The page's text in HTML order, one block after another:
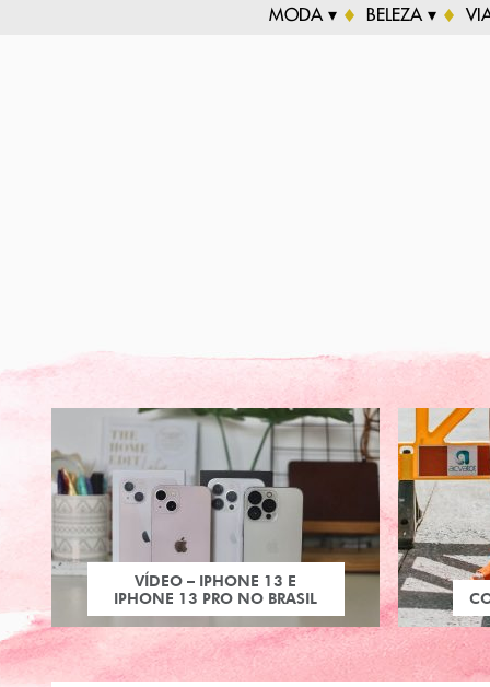
MODA ▾ BELEZA ▾
VÍDEO – IPHONE 13 E
IPHONE 13 PRO NO BRASIL